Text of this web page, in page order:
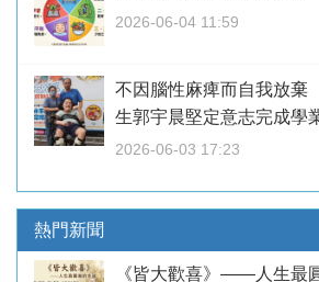
2026-06-04 11:59
不因腦性麻痺而自我放
生郭宇晨堅定意志完成學
2026-06-03 17:23
熱門新聞
《皆大歡喜》——人生最